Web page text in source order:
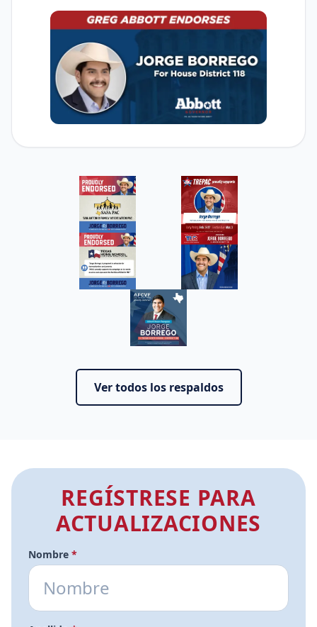
Ver todos los respaldos
REGÍSTRESE PARA
ACTUALIZACIONES
Nombre *